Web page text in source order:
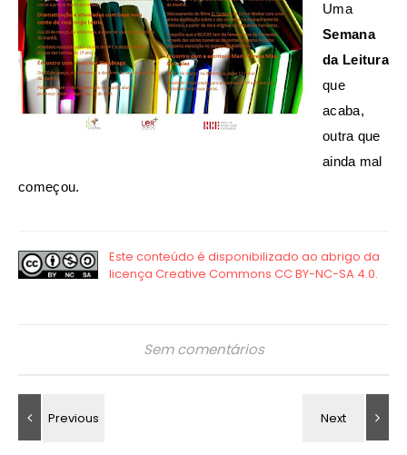
Uma
Semana
da Leitura
que
acaba,
outra que
ainda mal
começou.
Sem comentários